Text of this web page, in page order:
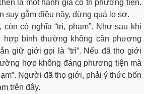
là một hành giả có trí phương tiện.
suy gẫm điều nầy, đừng quá lo sợ.
có nghĩa “trì, phạm”. Như sau khi
hợp bình thường không cần phương
giữ giới gọi là “trì”. Nếu đã thọ giới
hợp không đáng phương tiện mà
Người đã thọ giới, phải ý thức bốn
trên đây.